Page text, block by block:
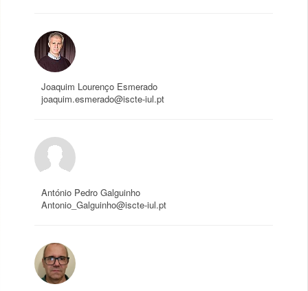
Joaquim Lourenço Esmerado
joaquim.esmerado@iscte-iul.pt
António Pedro Galguinho
Antonio_Galguinho@iscte-iul.pt